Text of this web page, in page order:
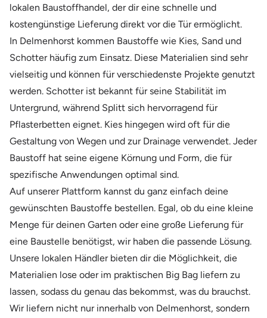
lokalen Baustoffhandel, der dir eine schnelle und
kostengünstige Lieferung direkt vor die Tür ermöglicht.
In Delmenhorst kommen Baustoffe wie Kies, Sand und
Schotter häufig zum Einsatz. Diese Materialien sind sehr
vielseitig und können für verschiedenste Projekte genutzt
werden. Schotter ist bekannt für seine Stabilität im
Untergrund, während Splitt sich hervorragend für
Pflasterbetten eignet. Kies hingegen wird oft für die
Gestaltung von Wegen und zur Drainage verwendet. Jeder
Baustoff hat seine eigene Körnung und Form, die für
spezifische Anwendungen optimal sind.
Auf unserer Plattform kannst du ganz einfach deine
gewünschten Baustoffe bestellen. Egal, ob du eine kleine
Menge für deinen Garten oder eine große Lieferung für
eine Baustelle benötigst, wir haben die passende Lösung.
Unsere lokalen Händler bieten dir die Möglichkeit, die
Materialien lose oder im praktischen Big Bag liefern zu
lassen, sodass du genau das bekommst, was du brauchst.
Wir liefern nicht nur innerhalb von Delmenhorst, sondern